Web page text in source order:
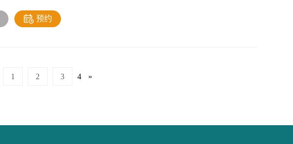
预约
1 2 3 4 »